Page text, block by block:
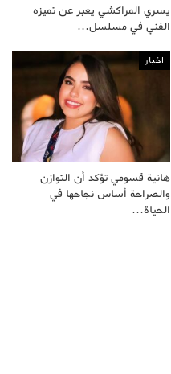
يسري المراكشي يعبر عن تميزه
الفني في مسلسل…
اخبار
هانية قسومي تؤكد أن التوازن
والصراحة أساس نجاحها في
الحياة…